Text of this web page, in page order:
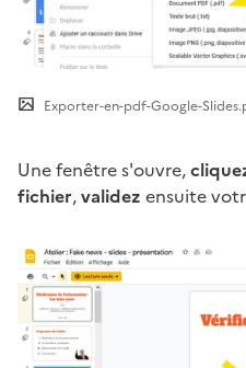
Exporter-en-pdf-Google-
Une fenêtre s'ouvre,
fichier,validez ensuite